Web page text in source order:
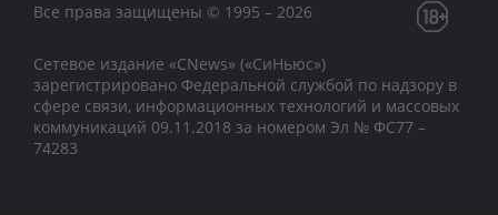
Все права защищены © 1995 – 2026
Сетевое издание «CNews» («СиНьюс»)
зарегистрировано Федеральной службой по надзору в
сфере связи, информационных технологий и массовых
коммуникаций 09.11.2018 за номером Эл № ФС77 –
74283